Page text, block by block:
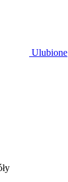
Ulubione